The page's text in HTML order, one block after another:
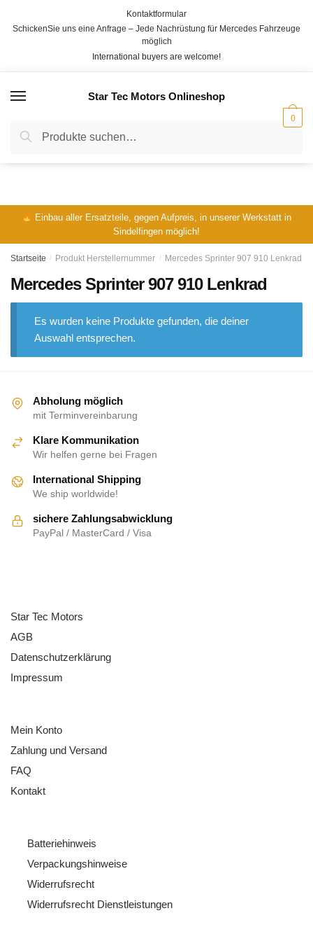
Kontaktformular
SchickenSie uns eine Anfrage – Jede Nachrüstung für Mercedes Fahrzeuge
möglich
International buyers are welcome!
Star Tec Motors Onlineshop
Suche
nach:
Suche
0
Einbau aller Ersatzteile, gegen Aufpreis, in unserer Werkstatt in
Sindelfingen möglich!
Startseite / Produkt Herstellernummer / Mercedes Sprinter 907 910 Lenkrad
Mercedes Sprinter 907 910 Lenkrad
Es wurden keine Produkte gefunden, die deiner
Auswahl entsprechen.
Abholung möglich
mit Terminvereinbarung
Klare Kommunikation
Wir helfen gerne bei Fragen
International Shipping
We ship worldwide!
sichere Zahlungsabwicklung
PayPal / MasterCard / Visa
Star Tec Motors
AGB
Datenschutzerklärung
Impressum
Mein Konto
Zahlung und Versand
FAQ
Kontakt
Batteriehinweis
Verpackungshinweise
Widerrufsrecht
Widerrufsrecht Dienstleistungen